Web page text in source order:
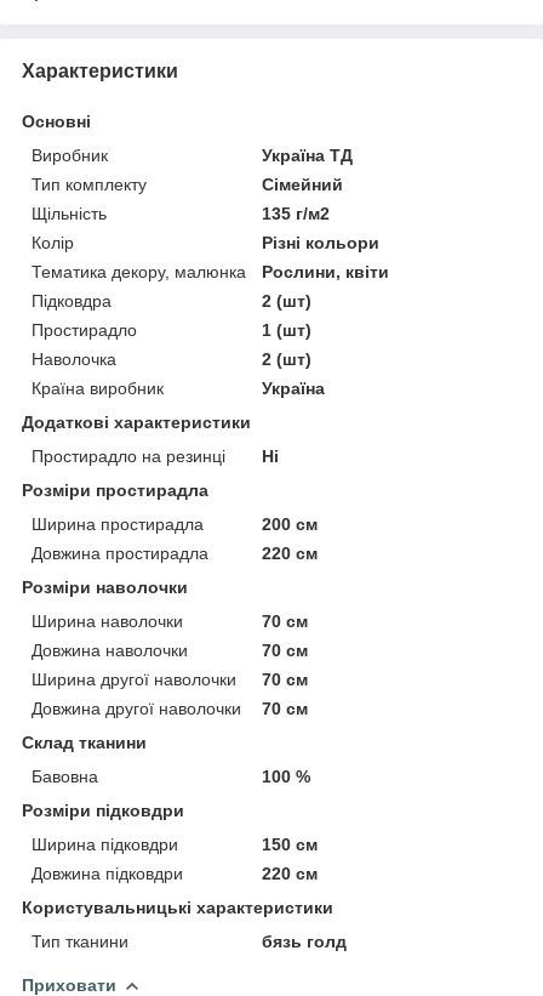
Характеристики
Основні
Виробник
Україна ТД
Тип комплекту
Сімейний
Щільність
135 г/м2
Колір
Різні кольори
Тематика декору, малюнка
Рослини, квіти
Підковдра
2 (шт)
Простирадло
1 (шт)
Наволочка
2 (шт)
Країна виробник
Україна
Додаткові характеристики
Простирадло на резинці
Ні
Розміри простирадла
Ширина простирадла
200 см
Довжина простирадла
220 см
Розміри наволочки
Ширина наволочки
70 см
Довжина наволочки
70 см
Ширина другої наволочки
70 см
Довжина другої наволочки
70 см
Склад тканини
Бавовна
100 %
Розміри підковдри
Ширина підковдри
150 см
Довжина підковдри
220 см
Користувальницькі характеристики
Тип тканини
бязь голд
Приховати